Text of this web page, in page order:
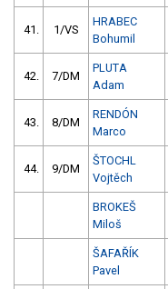
41. 1/VS
HRABEC
Bohumil
42. 7/DM
PLUTA
Adam
43. 8/DM
RENDÓN
Marco
44. 9/DM
ŠTOCHL
Vojtěch
BROKEŠ
Miloš
ŠAFAŘÍK
Pavel